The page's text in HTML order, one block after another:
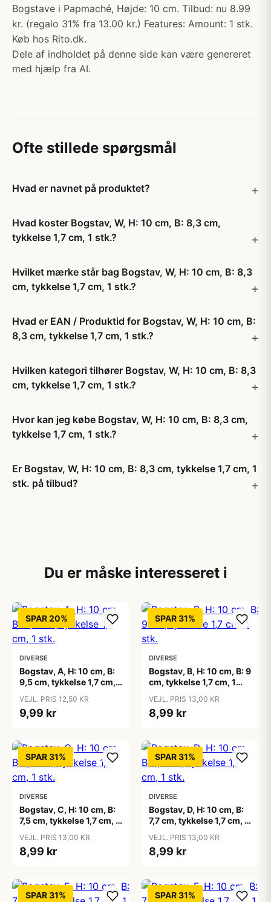
Bogstave i Papmaché, Højde: 10 cm. Tilbud: nu 8.99
kr. (regalo 31% fra 13.00 kr.) Features: Amount: 1 stk.
Køb hos Rito.dk.
Dele af indholdet på denne side kan være genereret
med hjælp fra AI.
Ofte stillede spørgsmål
Hvad er navnet på produktet?
Hvad koster Bogstav, W, H: 10 cm, B: 8,3 cm,
tykkelse 1,7 cm, 1 stk.?
Hvilket mærke står bag Bogstav, W, H: 10 cm, B: 8,3
cm, tykkelse 1,7 cm, 1 stk.?
Hvad er EAN / Produktid for Bogstav, W, H: 10 cm, B:
8,3 cm, tykkelse 1,7 cm, 1 stk.?
Hvilken kategori tilhører Bogstav, W, H: 10 cm, B: 8,3
cm, tykkelse 1,7 cm, 1 stk.?
Hvor kan jeg købe Bogstav, W, H: 10 cm, B: 8,3 cm,
tykkelse 1,7 cm, 1 stk.?
Er Bogstav, W, H: 10 cm, B: 8,3 cm, tykkelse 1,7 cm, 1
stk. på tilbud?
Du er måske interesseret i
SPAR 20%
DIVERSE
Bogstav, A, H: 10 cm, B:
9,5 cm, tykkelse 1,7 cm, 1
VEJL. PRIS 12,50 KR
9,99 kr
SPAR 31%
DIVERSE
Bogstav, B, H: 10 cm, B: 9
cm, tykkelse 1,7 cm, 1
VEJL. PRIS 13,00 KR
8,99 kr
SPAR 31%
DIVERSE
Bogstav, C, H: 10 cm, B:
7,5 cm, tykkelse 1,7 cm, 1
VEJL. PRIS 13,00 KR
8,99 kr
SPAR 31%
DIVERSE
Bogstav, D, H: 10 cm, B:
7,7 cm, tykkelse 1,7 cm, 1
VEJL. PRIS 13,00 KR
8,99 kr
SPAR 31% SPAR 31%